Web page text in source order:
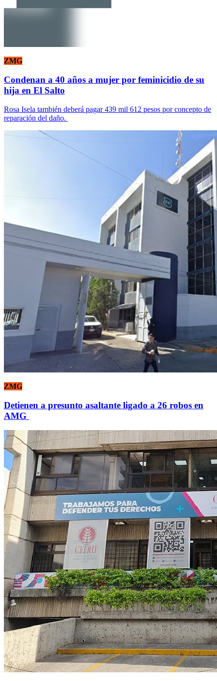
ZMG
Condenan a 40 años a mujer por feminicidio de su
hija en El Salto
Rosa Isela también deberá pagar 439 mil 612 pesos por concepto de
reparación del daño.
ZMG
Detienen a presunto asaltante ligado a 26 robos en
AMG